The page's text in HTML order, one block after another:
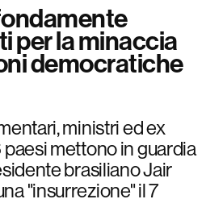
per la minaccia
democratiche
ministri ed ex
mettono in guardia
brasiliano Jair
"insurrezione" il 7